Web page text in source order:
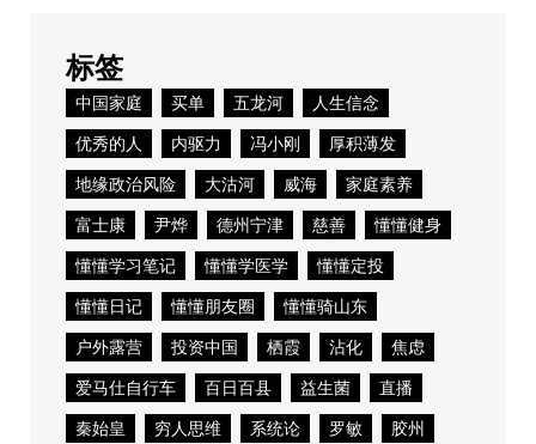
标签
中国家庭 买单 五龙河
人生信念
优秀的人
内驱力 冯小刚
厚积薄发
地缘政治风险
大沽河 威海
家庭素养
富士康
尹烨 德州宁津 慈善
懂懂健身
懂懂学习笔记
懂懂学医学
懂懂定投
懂懂日记
懂懂朋友圈
懂懂骑山东
户外露营
投资中国 栖霞 沾化
焦虑
爱马仕自行车
百日百县 益生菌
直播
秦始皇
穷人思维 系统论 罗敏 胶州